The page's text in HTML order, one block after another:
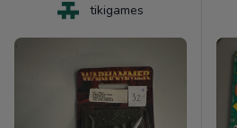
tikigames